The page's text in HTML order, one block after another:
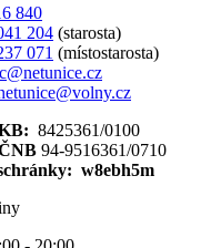
840
204 (starosta)
071 (místostarosta)
8425361/0100
94-9516361/0710
w8ebh5m